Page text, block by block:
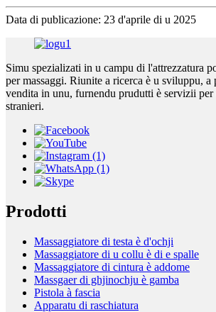
Data di publicazione: 23 d'aprile di u 2025
Simu spezializati in u campu di l'attrezzatura
per massaggi. Riunite a ricerca è u sviluppu, a
vendita in unu, furnendu prudutti è servizii
stranieri.
Prodotti
Massaggiatore di testa è d'ochji
Massaggiatore di u collu è di e spalle
Massaggiatore di cintura è addome
Massgaer di ghjinochju è gamba
Pistola à fascia
Apparatu di raschiatura